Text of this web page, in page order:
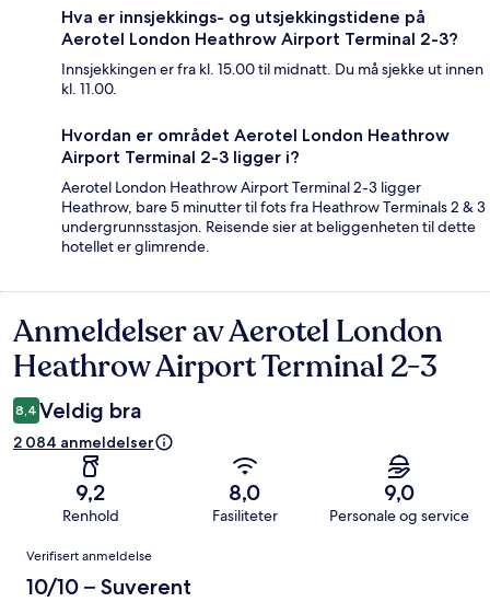
Hva er innsjekkings- og utsjekkingstidene på
Aerotel London Heathrow Airport Terminal 2-3?
Innsjekkingen er fra kl. 15.00 til midnatt. Du må sjekke ut innen
kl. 11.00.
Hvordan er området Aerotel London Heathrow
Airport Terminal 2-3 ligger i?
Aerotel London Heathrow Airport Terminal 2-3 ligger
Heathrow, bare 5 minutter til fots fra Heathrow Terminals 2 & 3
undergrunnsstasjon. Reisende sier at beliggenheten til dette
hotellet er glimrende.
Anmeldelser
Anmeldelser av Aerotel London
Heathrow Airport Terminal 2-3
8,4 Veldig bra
2 084 anmeldelser
9,2
Renhold
8,0
Fasiliteter
9,0
Personale og service
Anmeldelser
Verifisert anmeldelse
10/10 – Suverent